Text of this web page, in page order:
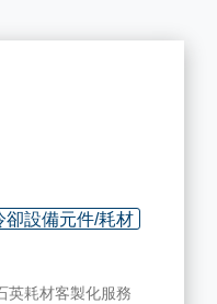
卻設備元件/耗材
英耗材客製化服務